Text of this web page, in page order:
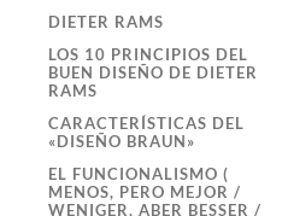
DIETER RAMS
LOS 10 PRINCIPIOS DEL
BUEN DISEÑO DE DIETER
RAMS
CARACTERÍSTICAS DEL
«DISEÑO BRAUN»
EL FUNCIONALISMO (
MENOS, PERO MEJOR /
WENIGER, ABER BESSER /